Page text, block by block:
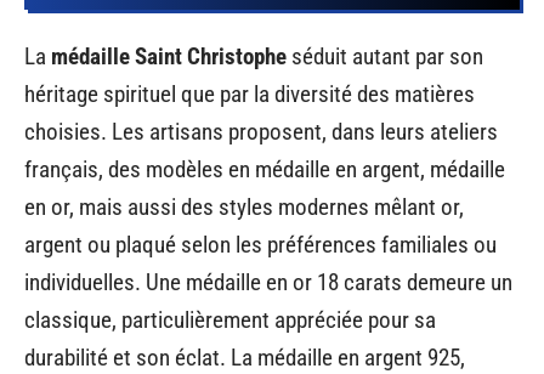
La médaille Saint Christophe séduit autant par son
héritage spirituel que par la diversité des matières
choisies. Les artisans proposent, dans leurs ateliers
français, des modèles en médaille en argent, médaille
en or, mais aussi des styles modernes mêlant or,
argent ou plaqué selon les préférences familiales ou
individuelles. Une médaille en or 18 carats demeure un
classique, particulièrement appréciée pour sa
durabilité et son éclat. La médaille en argent 925,